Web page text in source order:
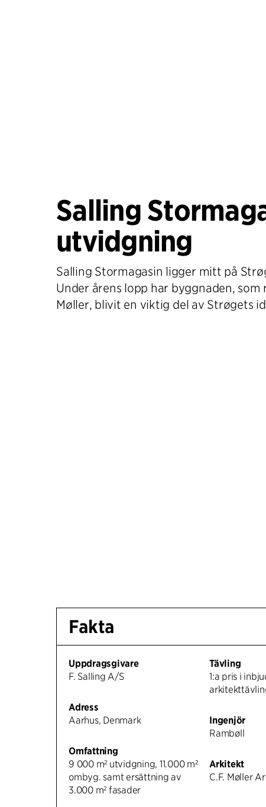
Salling
utvidgning
Salling Stormagasin ligger mitt på
Under årens lopp har byggnaden, som
Møller, blivit en viktig del av Strøgets
Fakta
Uppdragsgivare
F. Salling A/S
Adress
Aarhus, Denmark
Omfattning
9 000 m² utvidgning, 11.000 m²
ombyg. samt ersättning av
3.000 m² fasader
Tävling
1:a pris i
Ingenjör
Rambøll
Arkitekt
C.F. Møller